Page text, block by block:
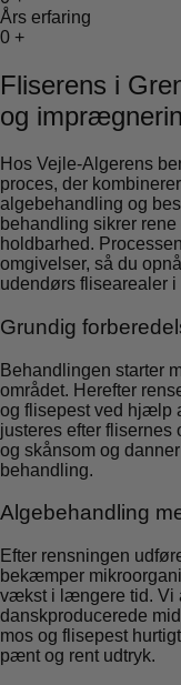
Års erfaring
0 +
Fliserens i
og
Hos Vejle-Algerens
proces, der
algebehandling og
behandling sikrer
holdbarhed.
omgivelser, så du
udendørs flisearealer i
Grundig
Behandlingen starter
området. Herefter
og flisepest ved hjælp
justeres efter flisernes
og skånsom og
behandling.
Algebehandling
Efter rensningen
bekæmper
vækst i længere tid. Vi
danskproducerede
mos og flisepest
pænt og rent udtryk.